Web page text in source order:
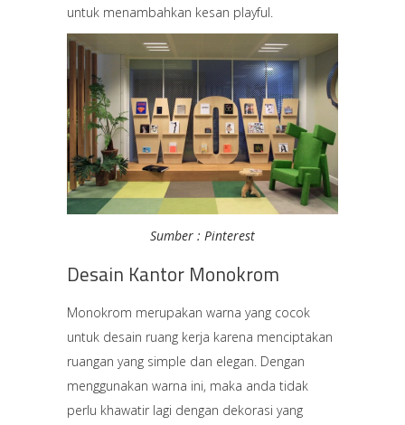
untuk menambahkan kesan playful.
Sumber : Pinterest
Desain Kantor Monokrom
Monokrom merupakan warna yang cocok
untuk desain ruang kerja karena menciptakan
ruangan yang simple dan elegan. Dengan
menggunakan warna ini, maka anda tidak
perlu khawatir lagi dengan dekorasi yang